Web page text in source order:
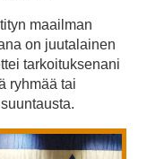
maailman
on juutalainen
tarkoituksenani
ryhmää tai